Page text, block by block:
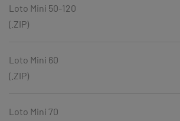
Loto Mini 50-120
(.ZIP)
Loto Mini 60
(.ZIP)
Loto Mini 70